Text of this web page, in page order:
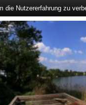
die Nutzererfahrung zu